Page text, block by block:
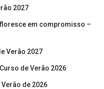
2027
em compromisso –
Verão 2027
de Verão 2026
de 2026